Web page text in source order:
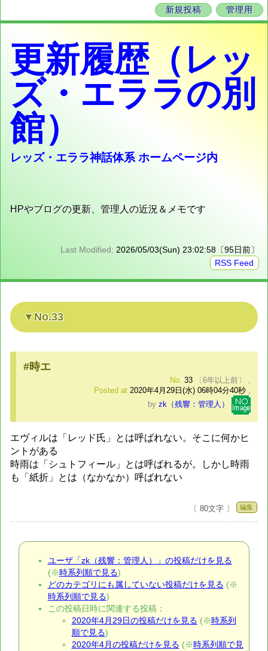
新規投稿 管理用
更新履歴（レッ
ズ・エララの別
館）
レッズ・エララ神話体系 ホームページ内
HPやブログの更新、管理人の近況＆メモです
Last Modified: 2026/05/03(Sun) 23:02:58〔95日前〕
RSS Feed
No.33
#時エ
No. 33 〔6年以上前〕
,
Posted at 2020年4月29日(水) 06時04分40秒 ,
by zk（残響：管理人）
エヴィルは「レッド氏」とは呼ばれない。そこに何かヒ
ントがある
時雨は「シュトフィール」とは呼ばれるが。しかし時雨
も「紙折」とは（なかなか）呼ばれない
〔 80文字 〕 編集
ユーザ「zk（残響：管理人）」の投稿だけを見る
(※時系列順で見る)
どのカテゴリにも属していない投稿だけを見る (※
時系列順で見る)
この投稿日時に関連する投稿：
2020年4月29日の投稿だけを見る (※時系列
順で見る)
2020年4月の投稿だけを見る (※時系列順で見